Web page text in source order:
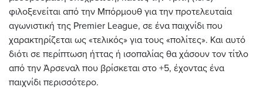
φιλοξενείται από την Μπόρμουθ για την προτελευταία
αγωνιστική της Premier League, σε ένα παιχνίδι που
χαρακτηρίζεται ως «τελικός» για τους «πολίτες». Και αυτό
διότι σε περίπτωση ήττας ή ισοπαλίας θα χάσουν τον τίτλο
από την Άρσεναλ που βρίσκεται στο +5, έχοντας ένα
παιχνίδι περισσότερο.